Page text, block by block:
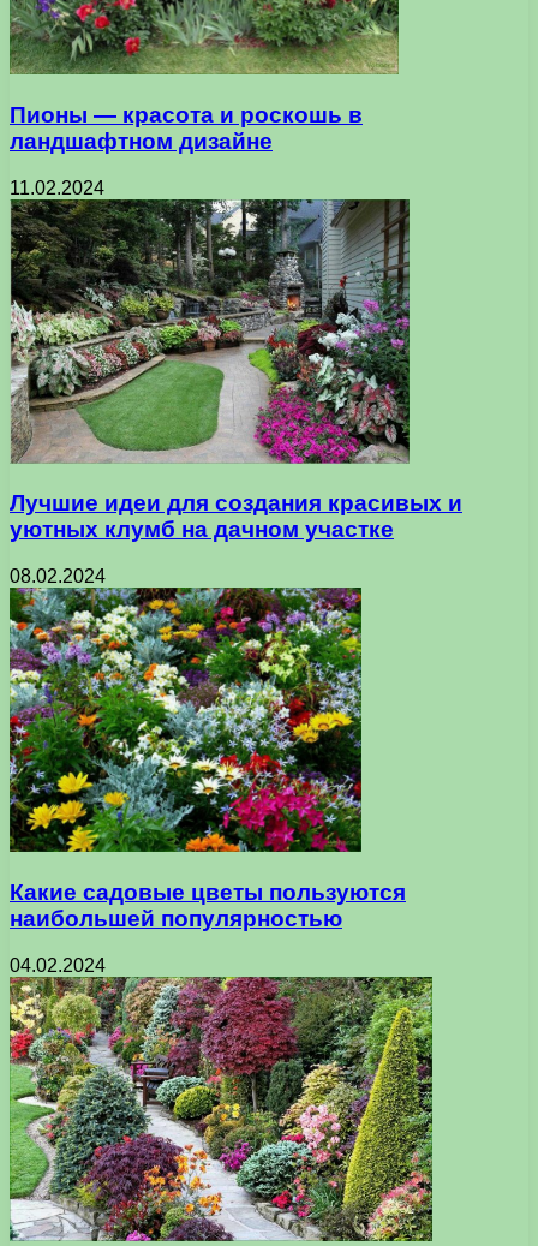
Пионы — красота и роскошь в
ландшафтном дизайне
11.02.2024
Лучшие идеи для создания красивых и
уютных клумб на дачном участке
08.02.2024
Какие садовые цветы пользуются
наибольшей популярностью
04.02.2024